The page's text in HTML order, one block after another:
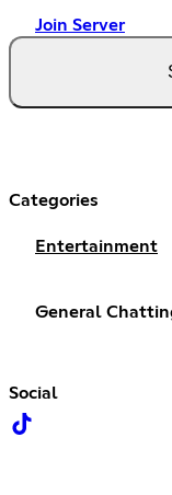
Join Server
Categories
Entertainment
General
Social